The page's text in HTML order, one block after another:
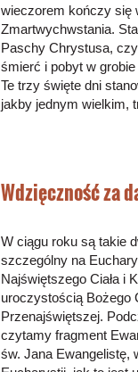
wieczorem kończy się
Zmartwychwstania.
Paschy Chrystusa,
śmierć i pobyt w
Te trzy święte dni
jakby jednym wielkim,
Wdzięczność za
W ciągu roku są takie
szczególny na
Najświętszego Ciała i
uroczystością Bożego
Przenajświętszej.
czytamy fragment
św. Jana Ewangelistę,